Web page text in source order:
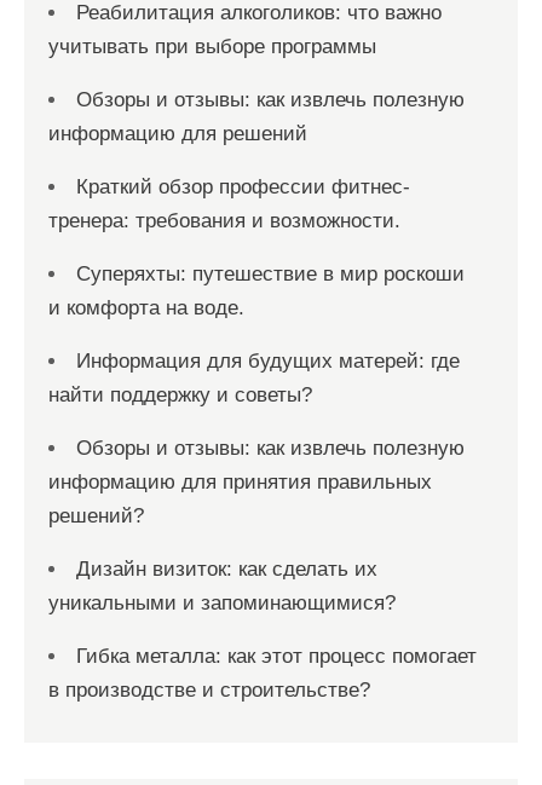
Реабилитация алкоголиков: что важно
учитывать при выборе программы
Обзоры и отзывы: как извлечь полезную
информацию для решений
Краткий обзор профессии фитнес-
тренера: требования и возможности.
Суперяхты: путешествие в мир роскоши
и комфорта на воде.
Информация для будущих матерей: где
найти поддержку и советы?
Обзоры и отзывы: как извлечь полезную
информацию для принятия правильных
решений?
Дизайн визиток: как сделать их
уникальными и запоминающимися?
Гибка металла: как этот процесс помогает
в производстве и строительстве?